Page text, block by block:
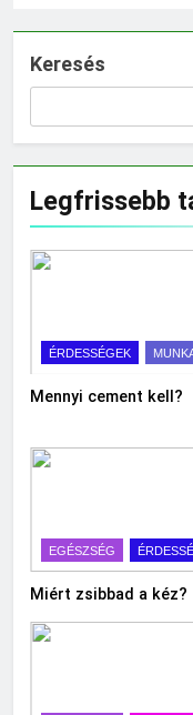
Keresés
Legfrissebb
ÉRDESSÉGEK
Mennyi cement kell?
EGÉSZSÉG
Miért zsibbad a kéz?